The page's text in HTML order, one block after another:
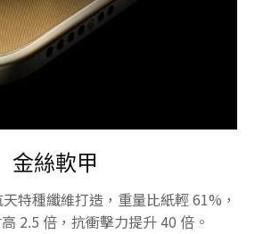
金絲軟甲
特種纖維打造，重量比紙輕 61%，
2.5 倍，抗衝擊力提升 40 倍。